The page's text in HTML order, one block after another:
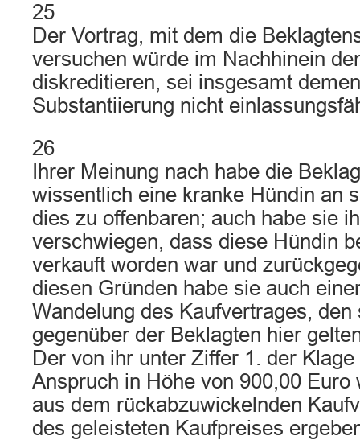
25
Der Vortrag, mit dem die
versuchen würde im Nachhinein
diskreditieren, sei insgesamt
Substantiierung nicht
26
Ihrer Meinung nach habe die
wissentlich eine kranke Hündin an
dies zu offenbaren; auch habe sie
verschwiegen, dass diese Hündin
verkauft worden war und
diesen Gründen habe sie auch
Wandelung des Kaufvertrages, den
gegenüber der Beklagten hier
Der von ihr unter Ziffer 1. der
Anspruch in Höhe von 900,00 Euro
aus dem rückabzuwickelnden
des geleisteten Kaufpreises